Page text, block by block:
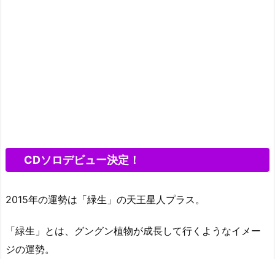
CDソロデビュー決定！
2015年の運勢は「緑生」の天王星人プラス。
「緑生」とは、グングン植物が成長して行くようなイメー
ジの運勢。